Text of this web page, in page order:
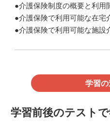
●介護保険制度の概要と利用
●介護保険で利用可能な在宅
●介護保険で利用可能な施設
学習
学習前後のテスト